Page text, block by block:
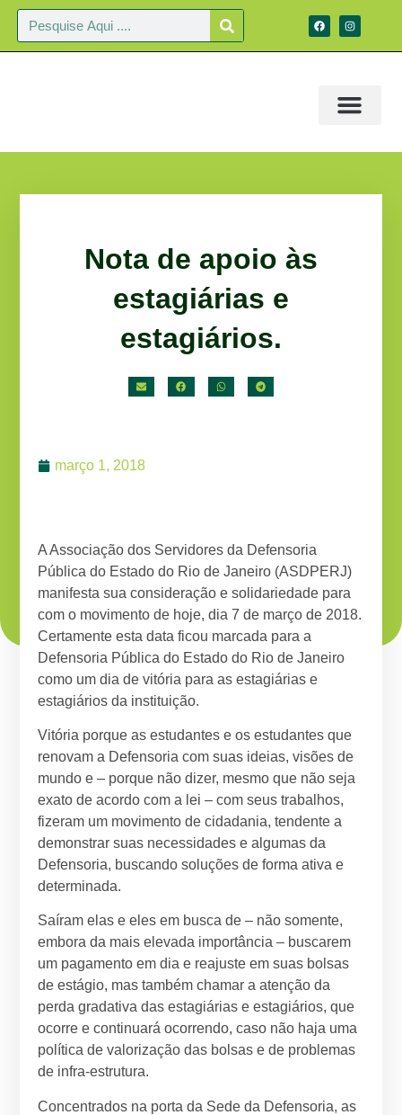
Nota de apoio às
estagiárias e
estagiários.
março 1, 2018
A Associação dos Servidores da Defensoria
Pública do Estado do Rio de Janeiro (ASDPERJ)
manifesta sua consideração e solidariedade para
com o movimento de hoje, dia 7 de março de 2018.
Certamente esta data ficou marcada para a
Defensoria Pública do Estado do Rio de Janeiro
como um dia de vitória para as estagiárias e
estagiários da instituição.
Vitória porque as estudantes e os estudantes que
renovam a Defensoria com suas ideias, visões de
mundo e – porque não dizer, mesmo que não seja
exato de acordo com a lei – com seus trabalhos,
fizeram um movimento de cidadania, tendente a
demonstrar suas necessidades e algumas da
Defensoria, buscando soluções de forma ativa e
determinada.
Saíram elas e eles em busca de – não somente,
embora da mais elevada importância – buscarem
um pagamento em dia e reajuste em suas bolsas
de estágio, mas também chamar a atenção da
perda gradativa das estagiárias e estagiários, que
ocorre e continuará ocorrendo, caso não haja uma
política de valorização das bolsas e de problemas
de infra-estrutura.
Concentrados na porta da Sede da Defensoria, as